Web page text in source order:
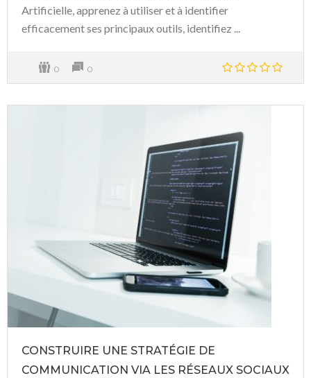
Artificielle, apprenez à utiliser et à identifier
efficacement ses principaux outils, identifiez ...
0 0
CONSTRUIRE UNE STRATÉGIE DE
COMMUNICATION VIA LES RÉSEAUX SOCIAUX